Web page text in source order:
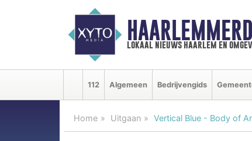
lokaal nieuws haarlem en
112 Algemeen Bedrijvengids
Home Uitgaan Vertical Blue - Body of